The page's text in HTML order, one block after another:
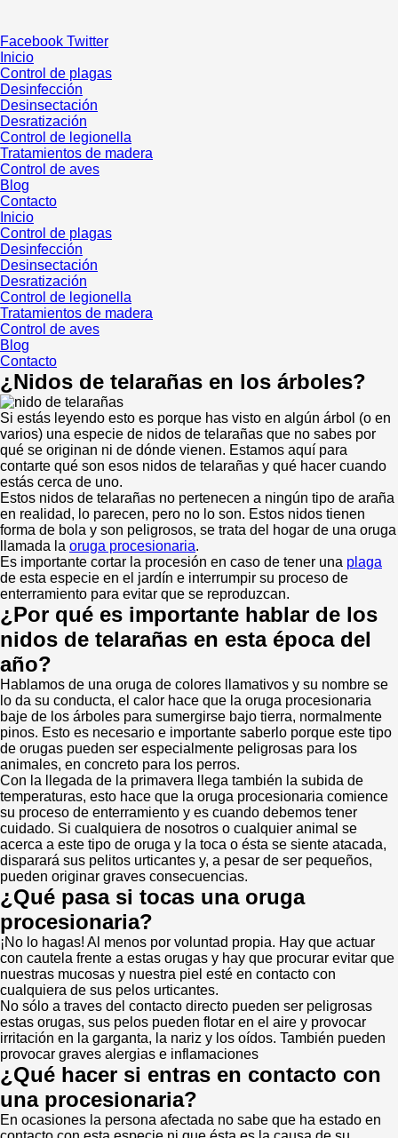
al
contenido
Facebook Twitter
Inicio
Control de plagas
Desinfección
Desinsectación
Desratización
Control de legionella
Tratamientos de madera
Control de aves
Blog
Contacto
Inicio
Control de plagas
Desinfección
Desinsectación
Desratización
Control de legionella
Tratamientos de madera
Control de aves
Blog
Contacto
¿Nidos de telarañas en los árboles?
Si estás leyendo esto es porque has visto en algún árbol (o en
varios) una especie de nidos de telarañas que no sabes por
qué se originan ni de dónde vienen. Estamos aquí para
contarte qué son esos nidos de telarañas y qué hacer cuando
estás cerca de uno.
Estos nidos de telarañas no pertenecen a ningún tipo de araña
en realidad, lo parecen, pero no lo son. Estos nidos tienen
forma de bola y son peligrosos, se trata del hogar de una oruga
llamada la oruga procesionaria.
Es importante cortar la procesión en caso de tener una plaga
de esta especie en el jardín e interrumpir su proceso de
enterramiento para evitar que se reproduzcan.
¿Por qué es importante hablar de los
nidos de telarañas en esta época del
año?
Hablamos de una oruga de colores llamativos y su nombre se
lo da su conducta, el calor hace que la oruga procesionaria
baje de los árboles para sumergirse bajo tierra, normalmente
pinos. Esto es necesario e importante saberlo porque este tipo
de orugas pueden ser especialmente peligrosas para los
animales, en concreto para los perros.
Con la llegada de la primavera llega también la subida de
temperaturas, esto hace que la oruga procesionaria comience
su proceso de enterramiento y es cuando debemos tener
cuidado. Si cualquiera de nosotros o cualquier animal se
acerca a este tipo de oruga y la toca o ésta se siente atacada,
disparará sus pelitos urticantes y, a pesar de ser pequeños,
pueden originar graves consecuencias.
¿Qué pasa si tocas una oruga
procesionaria?
¡No lo hagas! Al menos por voluntad propia. Hay que actuar
con cautela frente a estas orugas y hay que procurar evitar que
nuestras mucosas y nuestra piel esté en contacto con
cualquiera de sus pelos urticantes.
No sólo a traves del contacto directo pueden ser peligrosas
estas orugas, sus pelos pueden flotar en el aire y provocar
irritación en la garganta, la nariz y los oídos. También pueden
provocar graves alergias e inflamaciones
¿Qué hacer si entras en contacto con
una procesionaria?
En ocasiones la persona afectada no sabe que ha estado en